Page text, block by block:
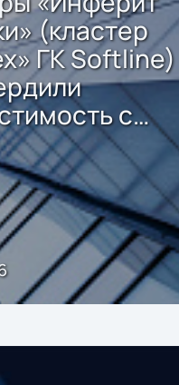
(кластер
ГК Softline)
с
Sharx
2.x для
данных